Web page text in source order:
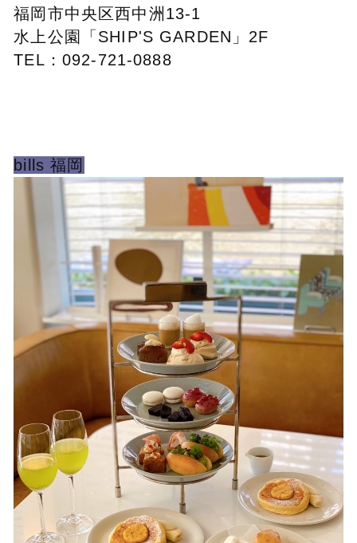
福岡市中央区西中洲13-1
水上公園「SHIP'S GARDEN」2F
TEL：092-721-0888
bills 福岡